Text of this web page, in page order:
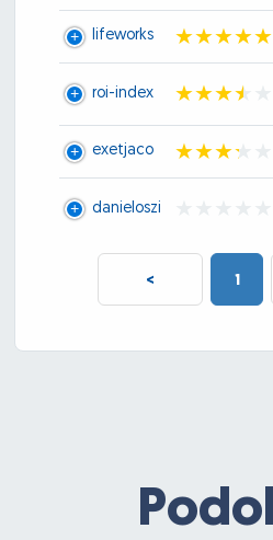
lifeworks
roi-index
exetjaco
danieloszi
< 1